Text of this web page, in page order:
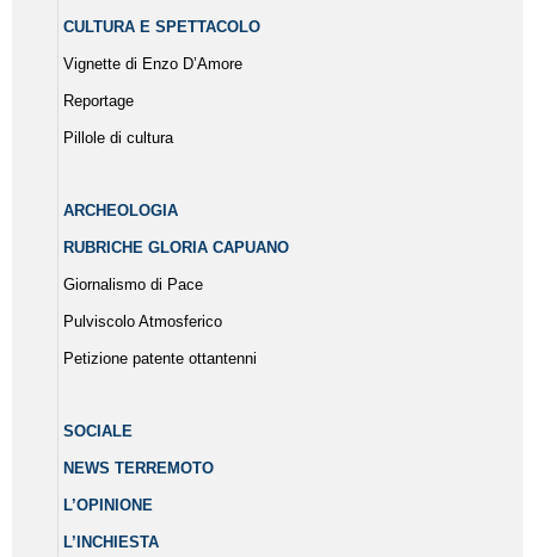
CULTURA E SPETTACOLO
Vignette di Enzo D’Amore
Reportage
Pillole di cultura
ARCHEOLOGIA
RUBRICHE GLORIA CAPUANO
Giornalismo di Pace
Pulviscolo Atmosferico
Petizione patente ottantenni
SOCIALE
NEWS TERREMOTO
L’OPINIONE
L’INCHIESTA